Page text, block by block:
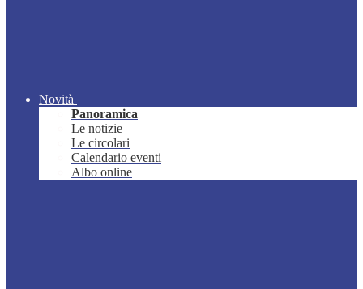
Novità
Panoramica
Le notizie
Le circolari
Calendario eventi
Albo online